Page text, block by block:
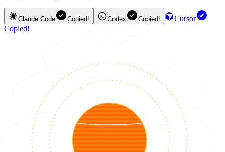
Claude Code Copied! Codex Copied!
Cursor
Copied!